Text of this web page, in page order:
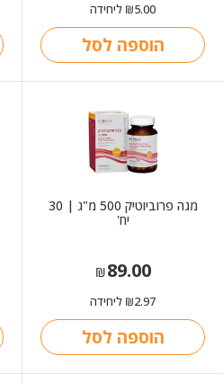
₪5.00 ליחידה
הוספה לסל
מגה פרוביוטיק 500 מ"ג | 30
יח'
₪89.00
₪2.97 ליחידה
הוספה לסל